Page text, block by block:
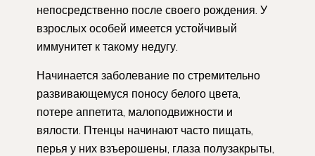
непосредственно после своего рождения. У
взрослых особей имеется устойчивый
иммунитет к такому недугу.
Начинается заболевание по стремительно
развивающемуся поносу белого цвета,
потере аппетита, малоподвижности и
вялости. Птенцы начинают часто пищать,
перья у них взъерошены, глаза полузакрыты,